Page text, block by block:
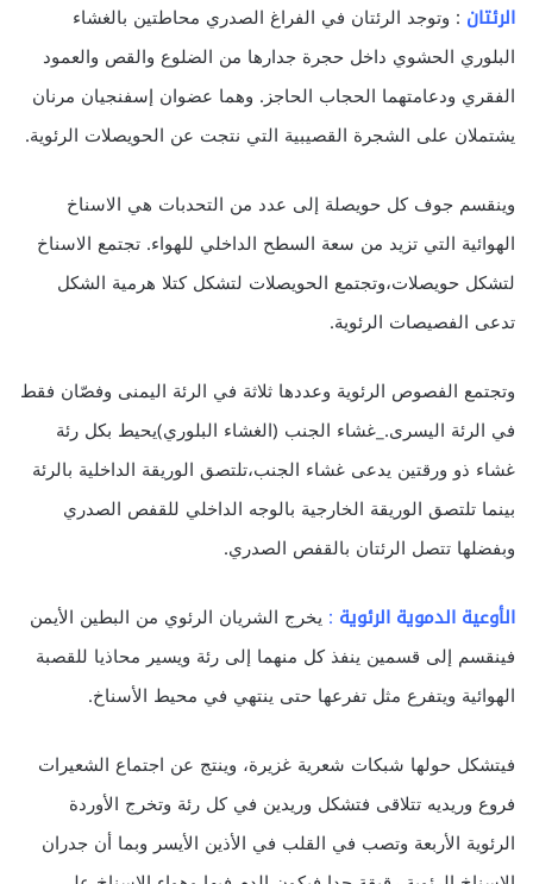
الرئتان : وتوجد الرئتان في الفراغ الصدري محاطتين بالغشاء
البلوري الحشوي داخل حجرة جدارها من الضلوع والقص والعمود
الفقري ودعامتهما الحجاب الحاجز. وهما عضوان إسفنجيان مرنان
يشتملان على الشجرة القصيبية التي نتجت عن الحويصلات الرئوية.
وينقسم جوف كل حويصلة إلى عدد من التحدبات هي الاسناخ
الهوائية التي تزيد من سعة السطح الداخلي للهواء. تجتمع الاسناخ
لتشكل حويصلات،وتجتمع الحويصلات لتشكل كتلا هرمية الشكل
تدعى الفصيصات الرئوية.
وتجتمع الفصوص الرئوية وعددها ثلاثة في الرئة اليمنى وفصّان فقط
في الرئة اليسرى._غشاء الجنب (الغشاء البلوري)يحيط بكل رئة
غشاء ذو ورقتين يدعى غشاء الجنب،تلتصق الوريقة الداخلية بالرئة
بينما تلتصق الوريقة الخارجية بالوجه الداخلي للقفص الصدري
وبفضلها تتصل الرئتان بالقفص الصدري.
الأوعية الدموية الرئوية : يخرج الشريان الرئوي من البطين الأيمن
فينقسم إلى قسمين ينفذ كل منهما إلى رئة ويسير محاذيا للقصبة
الهوائية ويتفرع مثل تفرعها حتى ينتهي في محيط الأسناخ.
فيتشكل حولها شبكات شعرية غزيرة، وينتج عن اجتماع الشعيرات
فروع وريديه تتلاقى فتشكل وريدين في كل رئة وتخرج الأوردة
الرئوية الأربعة وتصب في القلب في الأذين الأيسر وبما أن جدران